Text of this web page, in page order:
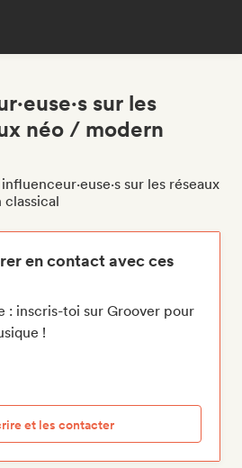
sur les
néo / modern
sur les réseaux
en contact avec ces
: inscris-toi sur Groover pour
!
et les contacter